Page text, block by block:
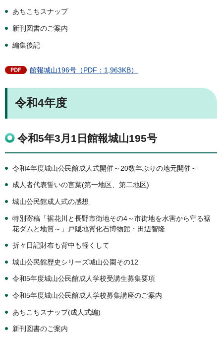
あちこちスナップ
新刊図書のご案内
編集後記
館報城山196号（PDF：1,963KB）
令和4年度
令和5年3月1日館報城山195号
令和4年度城山公民館成人式開催～20数年ぶりの地元開催～
成人者代表誓いの言葉(第一地区、第二地区)
城山公民館成人式の感想
特別寄稿「裾花川と長野市街地その4～市街地を水害から守る裾
花ダムと地質～」戸隠地質化石博物館・田辺智隆
折々日記財布も背中も軽くして
城山公民館歴史シリーズ城山公園その12
令和5年度城山公民館成人学校受講生募集要項
令和5年度城山公民館成人学校募集講座のご案内
あちこちスナップ(成人式編)
新刊図書のご案内